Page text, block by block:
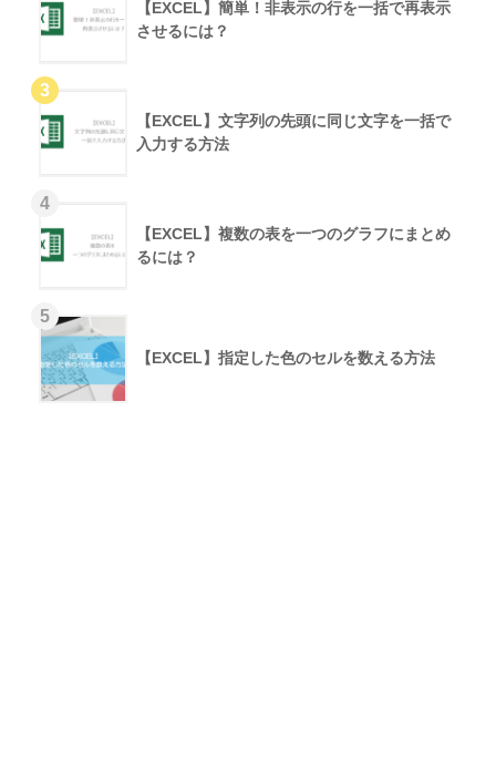
【EXCEL】簡単！非表示の行を一括で再表示
させるには？
【EXCEL】文字列の先頭に同じ文字を一括で
入力する方法
【EXCEL】複数の表を一つのグラフにまとめ
るには？
【EXCEL】指定した色のセルを数える方法